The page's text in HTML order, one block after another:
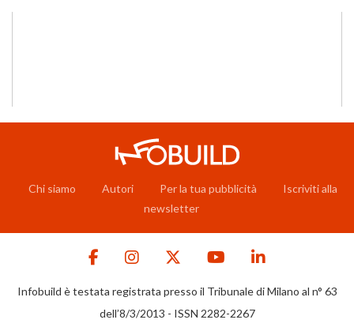
Chi siamo Autori Per la tua pubblicità
Iscriviti alla
newsletter
Infobuild è testata registrata presso il Tribunale di Milano al n° 63
dell’8/3/2013 - ISSN 2282-2267